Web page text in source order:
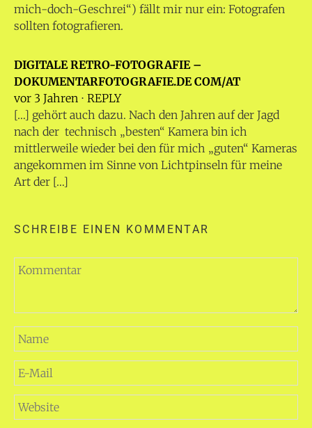
mich-doch-Geschrei“) fällt mir nur ein: Fotografen
sollten fotografieren.
DIGITALE RETRO-FOTOGRAFIE –
DOKUMENTARFOTOGRAFIE.DE COM/AT
vor 3 Jahren ⋅ REPLY
[…] gehört auch dazu. Nach den Jahren auf der Jagd
nach der technisch „besten“ Kamera bin ich
mittlerweile wieder bei den für mich „guten“ Kameras
angekommen im Sinne von Lichtpinseln für meine
Art der […]
SCHREIBE EINEN KOMMENTAR